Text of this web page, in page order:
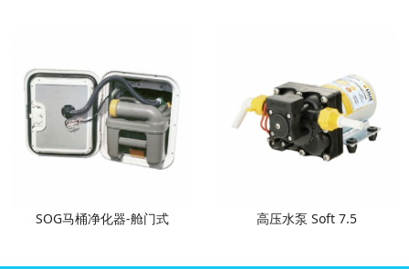
SOG马桶净化器-舱门式 高压水泵 Soft 7.5